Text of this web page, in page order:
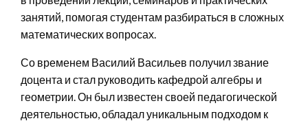
занятий, помогая студентам разбираться в сложных
математических вопросах.
Со временем Василий Васильев получил звание
доцента и стал руководить кафедрой алгебры и
геометрии. Он был известен своей педагогической
деятельностью, обладал уникальным подходом к